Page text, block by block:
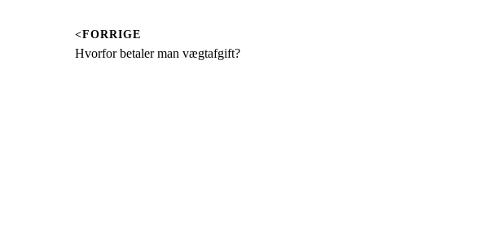
Indlægsnavigation
<FORRIGE
Previous
Hvorfor betaler man vægtafgift?